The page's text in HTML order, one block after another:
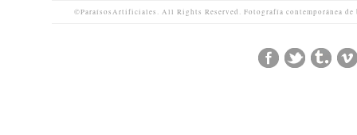
©ParaísosArtificiales. All Rights Reserved. Fotografía contemporánea